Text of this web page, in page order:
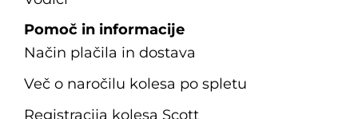
Pomoč in informacije
Način plačila in dostava
Več o naročilu kolesa po spletu
Registracija kolesa Scott